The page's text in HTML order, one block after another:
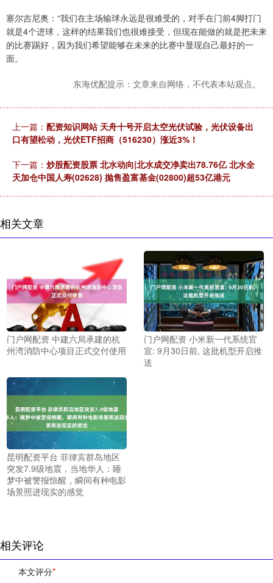
塞尔吉尼奥：“我们在主场输球永远是很难受的，对手在门前4脚打门
就是4个进球，这样的结果我们也很难接受，但现在能做的就是把未来
的比赛踢好，因为我们希望能够在未来的比赛中显现自己最好的一
面。
东海优配提示：文章来自网络，不代表本站观点。
上一篇： 配资知识网站 天舟十号开启太空光伏试验，光伏设备出
口有望松动，光伏ETF招商（516230）涨近3%！
下一篇： 炒股配资股票 北水动向|北水成交净卖出78.76亿 北水全
天加仓中国人寿(02628) 抛售盈富基金(02800)超53亿港元
相关文章
门户网配资 中建六局承建的杭
州湾消防中心项目正式交付使用
门户网配资 小米新一代系统官
宣: 9月30日前, 这批机型开启推
送
昆明配资平台 菲律宾群岛地区
突发7.9级地震，当地华人：睡
梦中被警报惊醒，瞬间有种电影
场景照进现实的感觉
相关评论
本文评分*